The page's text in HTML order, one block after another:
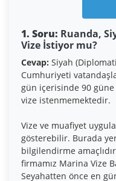
1. Soru: Ruanda,
Vize İstiyor mu?
Cevap: Siyah
Cumhuriyeti
gün içerisinde 90
vize istenmemektedir.
Vize ve muafiyet
gösterebilir. Burada
bilgilendirme
firmamız Marina Vize
Seyahatten önce en